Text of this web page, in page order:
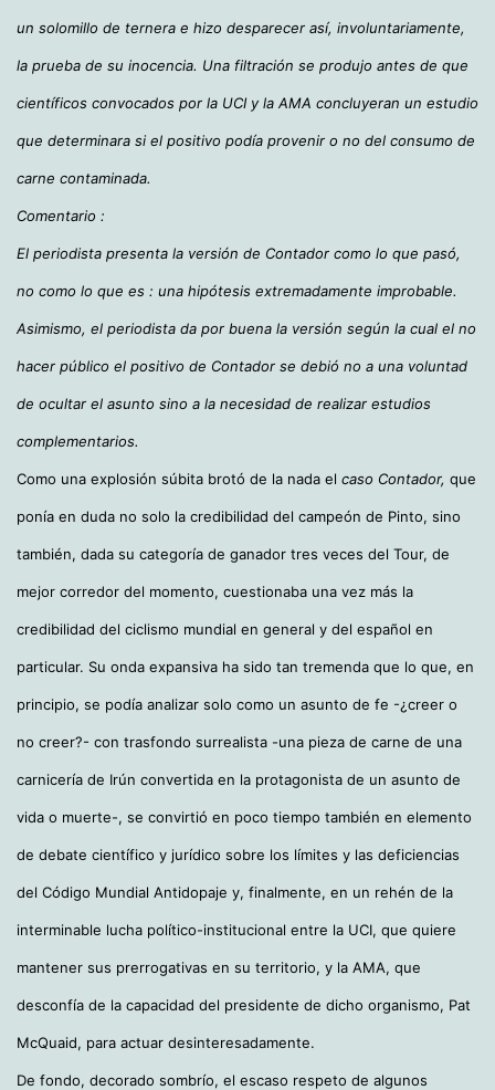
un solomillo de ternera e hizo desparecer así, involuntariamente,
la prueba de su inocencia. Una filtración se produjo antes de que
científicos convocados por la UCI y la AMA concluyeran un estudio
que determinara si el positivo podía provenir o no del consumo de
carne contaminada.
Comentario :
El periodista presenta la versión de Contador como lo que pasó,
no como lo que es : una hipótesis extremadamente improbable.
Asimismo, el periodista da por buena la versión según la cual el no
hacer público el positivo de Contador se debió no a una voluntad
de ocultar el asunto sino a la necesidad de realizar estudios
complementarios.
Como una explosión súbita brotó de la nada el caso Contador, que
ponía en duda no solo la credibilidad del campeón de Pinto, sino
también, dada su categoría de ganador tres veces del Tour, de
mejor corredor del momento, cuestionaba una vez más la
credibilidad del ciclismo mundial en general y del español en
particular. Su onda expansiva ha sido tan tremenda que lo que, en
principio, se podía analizar solo como un asunto de fe -¿creer o
no creer?- con trasfondo surrealista -una pieza de carne de una
carnicería de Irún convertida en la protagonista de un asunto de
vida o muerte-, se convirtió en poco tiempo también en elemento
de debate científico y jurídico sobre los límites y las deficiencias
del Código Mundial Antidopaje y, finalmente, en un rehén de la
interminable lucha político-institucional entre la UCI, que quiere
mantener sus prerrogativas en su territorio, y la AMA, que
desconfía de la capacidad del presidente de dicho organismo, Pat
McQuaid, para actuar desinteresadamente.
De fondo, decorado sombrío, el escaso respeto de algunos